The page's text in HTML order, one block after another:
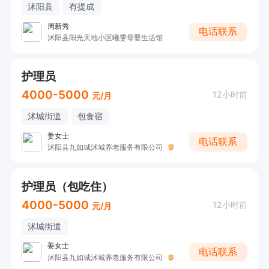
沭阳县 有提成
周新秀
沭阳县阳光天地小区曦雯母婴生活馆
电话联系
护理员
4000-5000 元/月 12小时前
沭城街道 包食宿
姜女士
沭阳县九如城沭城养老服务有限公司
电话联系
护理员（包吃住）
4000-5000 元/月 12小时前
沭城街道
姜女士
沭阳县九如城沭城养老服务有限公司
电话联系